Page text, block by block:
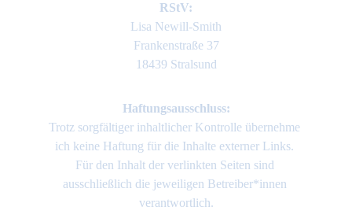
RStV:
Lisa Newill-Smith
Frankenstraße 37
18439 Stralsund
Haftungsausschluss:
Trotz sorgfältiger inhaltlicher Kontrolle übernehme
ich keine Haftung für die Inhalte externer Links.
Für den Inhalt der verlinkten Seiten sind
ausschließlich die jeweiligen Betreiber*innen
verantwortlich.